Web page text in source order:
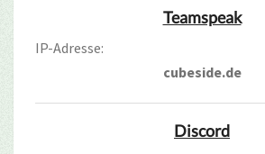
Teamspeak
IP-Adresse:
cubeside.de
Discord